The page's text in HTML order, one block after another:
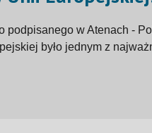
w Atenach -
było jednym z